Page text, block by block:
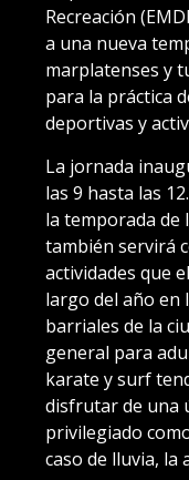
Recreación
a una nueva
marplatenses y
para la práctica
deportivas y
La jornada
las 9 hasta las
la temporada de
también servirá
actividades que
largo del año en
barriales de la
general para
karate y surf
disfrutar de una
privilegiado
caso de lluvia, la